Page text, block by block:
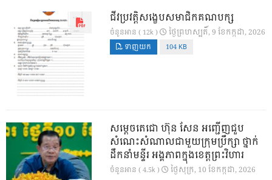
ជីវប្រវត្តិសង្ខេបសមាជិកគណបក្ស
ចំនួនអាន ( 12k ) ថ្ងៃ​ព្រហស្បតិ៍, 9 ខែ​កក្កដា, 2026
ទាញយក 104 KB
សម្តេចតេជោ ហ៊ុន សែន អញ្ជើញជួប
សំណេះសំណាលជាមួយក្រុមប្រឹក្សា ថ្នាក់
ដឹកនាំមន្ទីរ អង្គភាពក្នុងខេត្តព្រះវិហារ
ចំនួនអាន ( 4.5k ) ថ្ងៃ​សុក្រ, 10 ខែ​កក្កដា, 2026